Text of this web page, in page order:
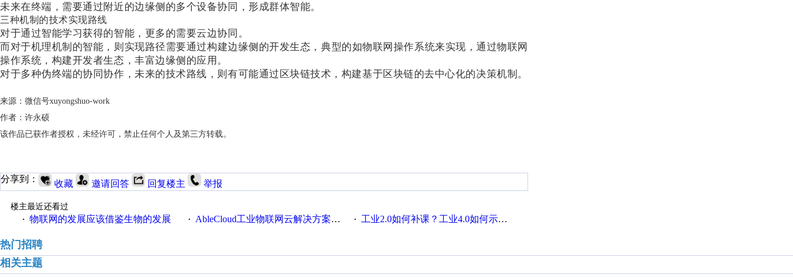
未来在终端，需要通过附近的边缘侧的多个设备协同，形成群体智能。
三种机制的技术实现路线
对于通过智能学习获得的智能，更多的需要云边协同。
而对于机理机制的智能，则实现路径需要通过构建边缘侧的开发生态，典型的如物联网操作系统来实现，通过物联网
操作系统，构建开发者生态，丰富边缘侧的应用。
对于多种伪终端的协同协作，未来的技术路线，则有可能通过区块链技术，构建基于区块链的去中心化的决策机制。
来源：微信号xuyongshuo-work
作者：许永硕
该作品已获作者授权，未经许可，禁止任何个人及第三方转载。
分享到： 收藏 邀请回答 回复楼主 举报
楼主最近还看过
· 物联网的发展应该借鉴生物的发展 · AbleCloud工业物联网云解决方案实践及应用 · 工业2.0如何补课？工业4.0如何示范？
热门招聘
相关主题